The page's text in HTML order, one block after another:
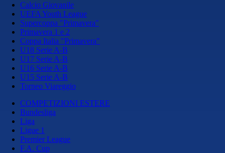
Calcio Giovanile
UEFA Youth League
Supercoppa "Primavera"
Primavera 1 e 2
Coppa Italia "Primavera"
U18 Serie A-B
U17 Serie A-B
U16 Serie A-B
U15 Serie A-B
Torneo Viareggio
COMPETIZIONI ESTERE
Bundesliga
Liga
Ligue 1
Premier League
F.A. Cup